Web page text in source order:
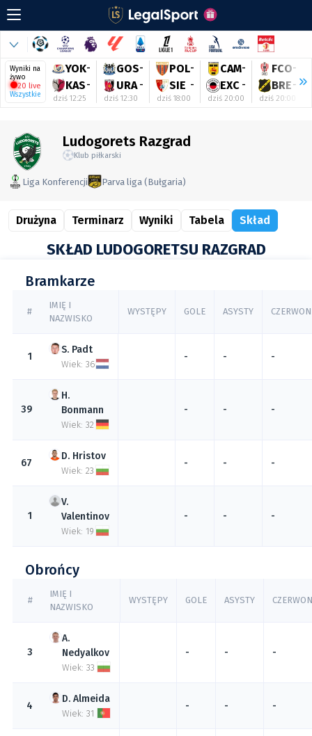
Wyniki na
żywo
20 live
Wszystkie
YOK-
KAS-
dziś 12:25
GOS-
URA -
dziś 12:30
POL-
SIE -
dziś 18:00
CAM-
EXC -
dziś 20:00
FCO-
BRE-
dziś 20:00
Ludogorets Razgrad
Klub piłkarski
Liga Konferencji Parva liga (Bułgaria)
Drużyna Terminarz Wyniki Tabela Skład
SKŁAD LUDOGORETSU RAZGRAD
Bramkarze
#
IMIĘ I
NAZWISKO
WYSTĘPY GOLE ASYSTY
1
Padt
Wiek: 36
- - -
39 Bonmann
Wiek: 32
- - -
67
Hristov
Wiek: 23
- - -
1 Valentinov
Wiek: 19
- - -
Obrońcy
#
IMIĘ I
NAZWISKO
WYSTĘPY GOLE ASYSTY
3 Nedyalkov
Wiek: 33
- - -
4
Almeida
Wiek: 31
- - -